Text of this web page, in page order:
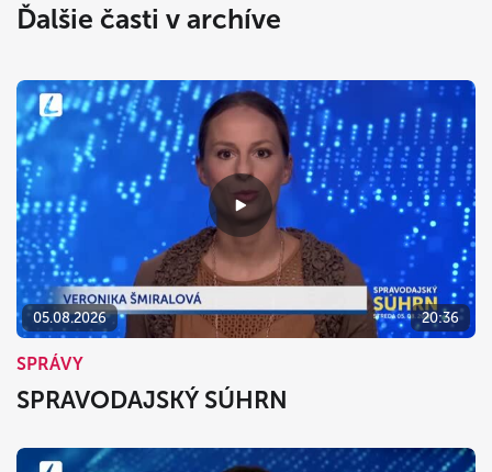
Ďalšie časti v archíve
05.08.2026 20:36
SPRÁVY
SPRAVODAJSKÝ SÚHRN